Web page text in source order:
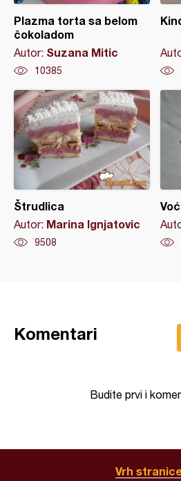
Plazma torta sa belom
čokoladom
Autor: Suzana Mitic
10385
Štrudlica
Autor: Marina Ignjatovic
9508
Komentari
Budite prvi i
Vrh